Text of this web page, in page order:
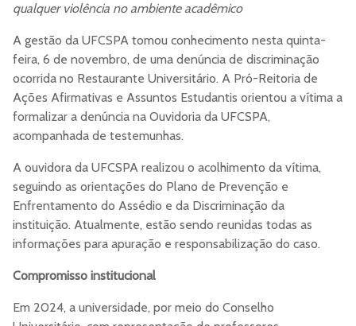
qualquer violência no ambiente acadêmico
A gestão da UFCSPA tomou conhecimento nesta quinta-
feira, 6 de novembro, de uma denúncia de discriminação
ocorrida no Restaurante Universitário. A Pró-Reitoria de
Ações Afirmativas e Assuntos Estudantis orientou a vítima a
formalizar a denúncia na Ouvidoria da UFCSPA,
acompanhada de testemunhas.
A ouvidora da UFCSPA realizou o acolhimento da vítima,
seguindo as orientações do Plano de Prevenção e
Enfrentamento do Assédio e da Discriminação da
instituição. Atualmente, estão sendo reunidas todas as
informações para apuração e responsabilização do caso.
Compromisso institucional
Em 2024, a universidade, por meio do Conselho